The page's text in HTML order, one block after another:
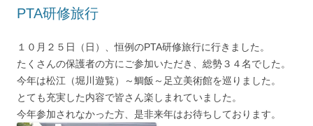
PTA研修旅行
１０月２５日（日）、恒例のPTA研修旅行に行きました。
たくさんの保護者の方にご参加いただき、総勢３４名でした。
今年は松江（堀川遊覧）～鯛飯～足立美術館を巡りました。
とても充実した内容で皆さん楽しまれていました。
今年参加されなかった方、是非来年はお待ちしております。